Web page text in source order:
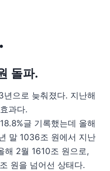
돌파.
으로 늦춰졌다. 지난해
과다.
글 기록했는데 올해
말 1036조 원에서 지난
해 2월 1610조 원으로,
원을 넘어선 상태다.